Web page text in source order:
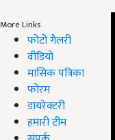
More Links
फोटो गैलरी
वीडियो
मासिक पत्रिका
फोरम
डायरेक्टरी
हमारी टीम